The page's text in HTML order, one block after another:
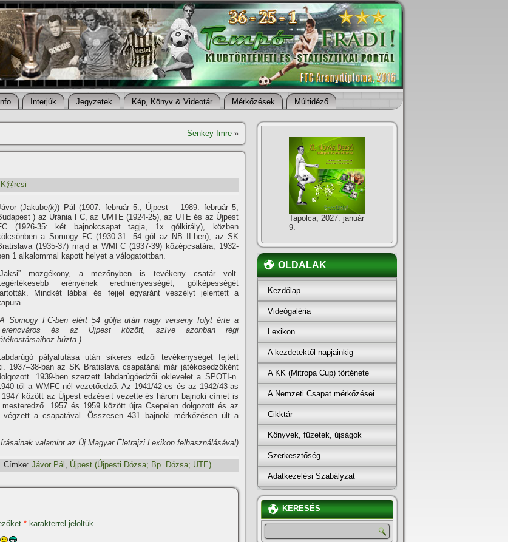
Info Interjúk Jegyzetek Kép, Könyv & Videotár Mérkőzések Múltidéző
Senkey Imre »
K@rcsi
(Jakube(k)) Pál (1907. február 5., Újpest – 1989. február 5,
) az Uránia FC, az UMTE (1924-25), az UTE és az Újpest
(1926-35: két bajnokcsapat tagja, 1x gólkirály), közben
a Somogy FC (1930-31: 54 gól az NB II-ben), az SK
(1935-37) majd a WMFC (1937-39) középcsatára, 1932-
1 alkalommal kapott helyet a válogatottban.
mozgékony, a mezőnyben is tevékeny csatár volt.
erényének eredményességét, gólképességét
Mindkét lábbal és fejjel egyaránt veszélyt jelentett a
Somogy FC-ben elért 54 gólja után nagy verseny folyt érte a
és az Újpest között, szí­ve azonban régi
húzta.)
pályafutása után sikeres edzői tevékenységet fejtett
1937–38-ban az SK Bratislava csapatánál már játékosedzőként
1939-ben szerzett labdarúgóedzői oklevelet a SPOTI-n.
től a WMFC-nél vezetőedző. Az 1941/42-es és az 1942/43-as
között az Újpest edzéseit vezette és három bajnoki cí­met is
1957 és 1959 között újra Csepelen dolgozott és az
a csapatával. Összesen 431 bajnoki mérkőzésen ült a
valamint az Új Magyar Életrajzi Lexikon felhasználásával)
Címke: Jávor Pál , Újpest (Újpesti Dózsa; Bp. Dózsa; UTE)
* karakterrel jelöltük
Tapolca, 2027. január
9.
OLDALAK
Kezdőlap
Videógaléria
Lexikon
A kezdetektől napjainkig
A KK (Mitropa Cup) története
A Nemzeti Csapat mérkőzései
Cikktár
Könyvek, füzetek, újságok
Szerkesztőség
Adatkezelési Szabályzat
KERESÉS